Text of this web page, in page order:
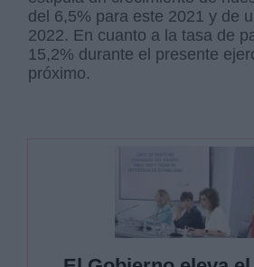
del 6,5% para este 2021 y de
2022. En cuanto a la tasa de
15,2% durante el presente
próximo.